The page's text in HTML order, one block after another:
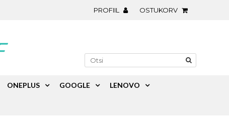
PROFIIL OSTUKORV
ONEPLUS GOOGLE LENOVO